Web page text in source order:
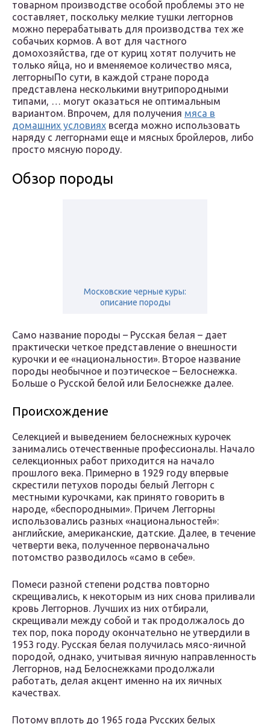
товарном производстве особой проблемы это не
составляет, поскольку мелкие тушки леггорнов
можно перерабатывать для производства тех же
собачьих кормов. А вот для частного
домохозяйства, где от куриц хотят получить не
только яйца, но и вменяемое количество мяса,
леггорныПо сути, в каждой стране порода
представлена несколькими внутрипородными
типами, … могут оказаться не оптимальным
вариантом. Впрочем, для получения мяса в
домашних условиях всегда можно использовать
наряду с леггорнами еще и мясных бройлеров, либо
просто мясную породу.
Обзор породы
Московские черные куры:
описание породы
Само название породы – Русская белая – дает
практически четкое представление о внешности
курочки и ее «национальности». Второе название
породы необычное и поэтическое – Белоснежка.
Больше о Русской белой или Белоснежке далее.
Происхождение
Селекцией и выведением белоснежных курочек
занимались отечественные профессионалы. Начало
селекционных работ приходится на начало
прошлого века. Примерно в 1929 году впервые
скрестили петухов породы белый Леггорн с
местными курочками, как принято говорить в
народе, «беспородными». Причем Леггорны
использовались разных «национальностей»:
английские, американские, датские. Далее, в течение
четверти века, полученное первоначально
потомство разводилось «само в себе».
Помеси разной степени родства повторно
скрещивались, к некоторым из них снова приливали
кровь Леггорнов. Лучших из них отбирали,
скрещивали между собой и так продолжалось до
тех пор, пока породу окончательно не утвердили в
1953 году. Русская белая получилась мясо-яичной
породой, однако, учитывая яичную направленность
Леггорнов, над Белоснежками продолжали
работать, делая акцент именно на их яичных
качествах.
Потому вплоть до 1965 года Русских белых